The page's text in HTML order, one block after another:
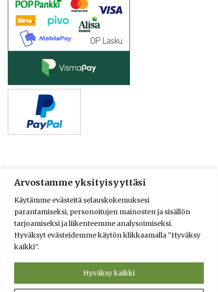
Arvostamme yksityisyyttäsi
Käytämme evästeitä selauskokemuksesi
parantamiseksi, personoitujen mainosten ja sisällön
tarjoamiseksi ja liikenteemme analysoimiseksi.
Hyväksyt evästeidemme käytön klikkaamalla ”Hyväksy
kaikki”.
Hyväksy kaikki
© 2016-2025 Lassi A. Liikkanen
info@saunologia.fi
Facebook
LinkedIn
Instagram
Brief in English
Yksityisyyden suoja ja toimitusehdot